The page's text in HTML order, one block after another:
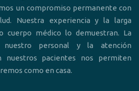
un compromiso permanente con
Nuestra experiencia y la larga
cuerpo médico lo demuestran. La
nuestro personal y la atención
nuestros pacientes nos permiten
como en casa.